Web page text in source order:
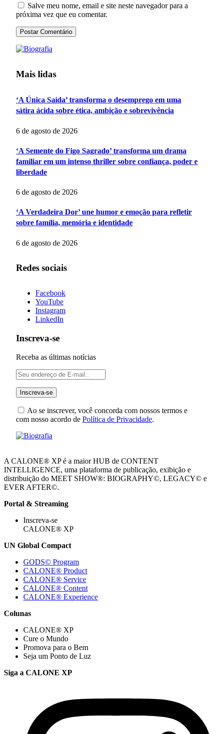
Salve meu nome, email e site neste navegador para a
próxima vez que eu comentar.
Mais lidas
‘A Única Saída’ transforma o desemprego em uma
sátira ácida sobre ética, ambição e sobrevivência
6 de agosto de 2026
‘A Semente do Figo Sagrado’ transforma um drama
familiar em um intenso thriller sobre confiança, poder e
liberdade
6 de agosto de 2026
‘A Verdadeira Dor’ une humor e emoção para refletir
sobre família, memória e identidade
6 de agosto de 2026
Redes sociais
Facebook
YouTube
Instagram
LinkedIn
Inscreva-se
Receba as últimas notícias
Ao se inscrever, você concorda com nossos termos e
com nosso acordo de Política de Privacidade.
A CALONE® XP é a maior HUB de CONTENT
INTELLIGENCE, uma plataforma de publicação, exibição e
distribuição do MEET SHOW®: BIOGRAPHY©, LEGACY© e
EVER AFTER©.
Portal & Streaming
Inscreva-se
CALONE® XP
UN Global Compact
GODS© Program
CALONE® Product
CALONE® Service
CALONE® Content
CALONE® Experience
Colunas
CALONE® XP
Cure o Mundo
Promova para o Bem
Seja um Ponto de Luz
Siga a CALONE XP